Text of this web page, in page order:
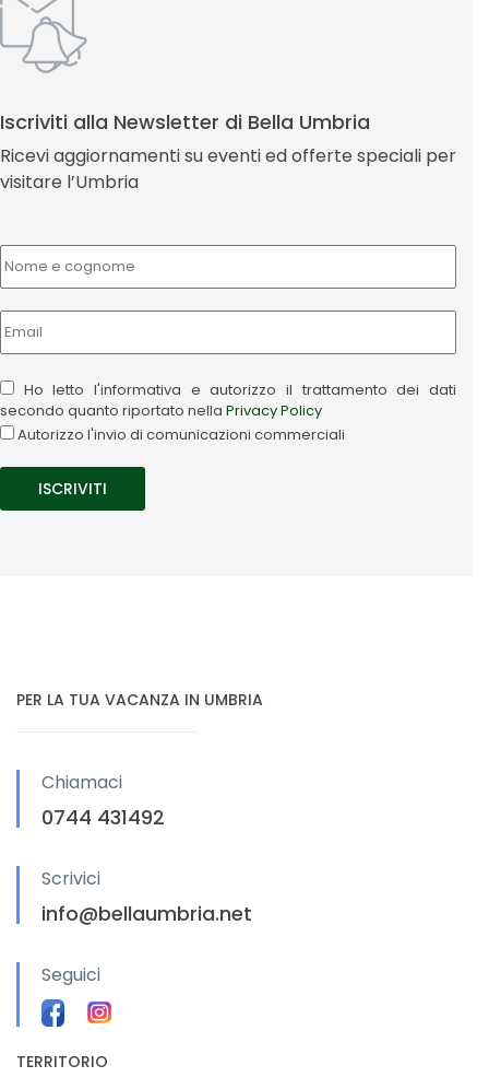
Iscriviti alla Newsletter di Bella Umbria
Ricevi aggiornamenti su eventi ed offerte speciali per
visitare l’Umbria
Ho letto l'informativa e autorizzo il trattamento dei dati
secondo quanto riportato nella Privacy Policy
Autorizzo l'invio di comunicazioni commerciali
PER LA TUA VACANZA IN UMBRIA
Chiamaci
0744 431492
Scrivici
info@bellaumbria.net
Seguici
TERRITORIO